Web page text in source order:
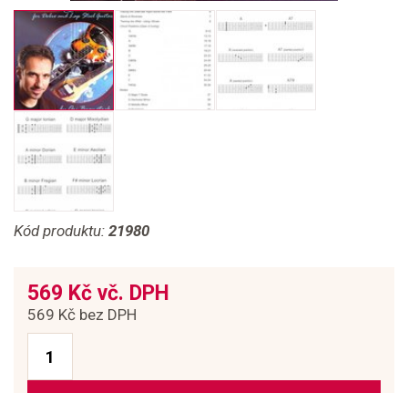
Kód produktu: 21980
569 Kč vč. DPH
569 Kč bez DPH